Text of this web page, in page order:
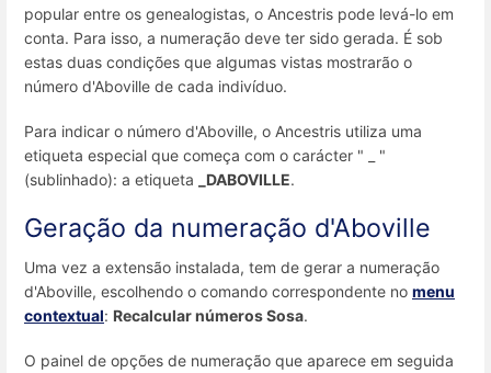
popular entre os genealogistas, o Ancestris pode levá-lo em
conta. Para isso, a numeração deve ter sido gerada. É sob
estas duas condições que algumas vistas mostrarão o
número d'Aboville de cada indivíduo.
Para indicar o número d'Aboville, o Ancestris utiliza uma
etiqueta especial que começa com o carácter " _ "
(sublinhado): a etiqueta
_DABOVILLE.
Geração da numeração d'Aboville
Uma vez a extensão instalada, tem de gerar a numeração
d'Aboville, escolhendo o comando correspondente no menu
contextual: Recalcular números Sosa.
O painel de opções de numeração que aparece em seguida